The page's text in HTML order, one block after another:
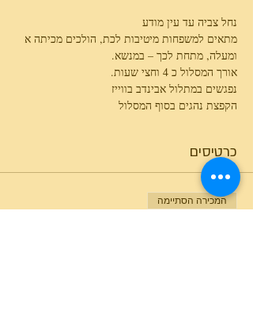
נחל צביה עד עין מודע
מתאים למשפחות מיטיבות לכת, הולכים מכיתה א
ומעלה, מתחת לכך – במנשא.
אורך המסלול כ 4 וחצי שעות.
נפגשים במתלול אבינדב בווייז
הקפצת נהגים בסוף המסלול
כרטיסים
המכירה הסתיימה